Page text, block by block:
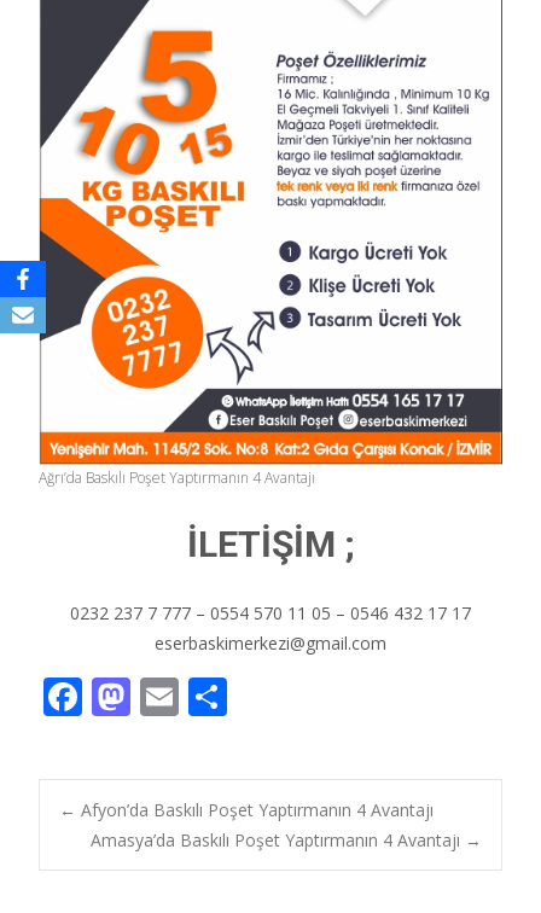
Ağrı’da Baskılı Poşet Yaptırmanın 4 Avantajı
İLETİŞİM ;
0232 237 7 777 – 0554 570 11 05 – 0546 432 17 17
eserbaskimerkezi@gmail.com
F
e
b
o
M
to
d
o
E
ai
l
ar
e
Post
← Afyon’da Baskılı Poşet Yaptırmanın 4 Avantajı
Amasya’da Baskılı Poşet Yaptırmanın 4 Avantajı →